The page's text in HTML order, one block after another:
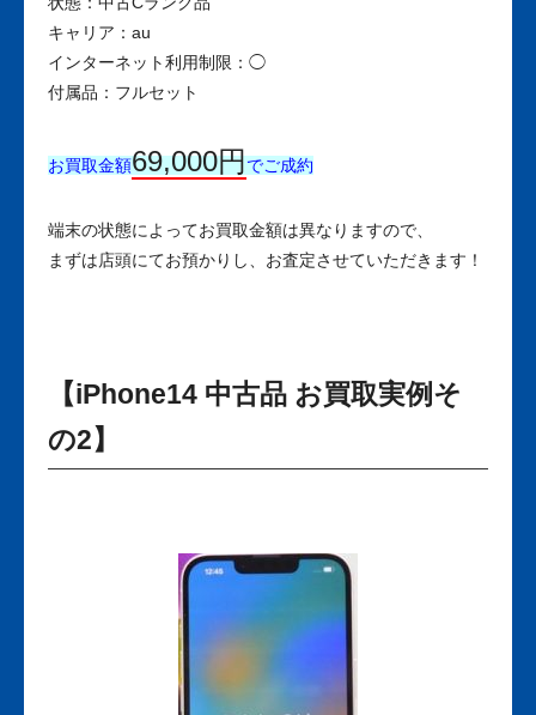
キャリア：au
インターネット利用制限：◯
付属品：フルセット
お買取金額69,000円でご成約
端末の状態によってお買取金額は異なりますので、
まずは店頭にてお預かりし、お査定させていただきます！
【iPhone14 中古品 お買取実例そ
の2】